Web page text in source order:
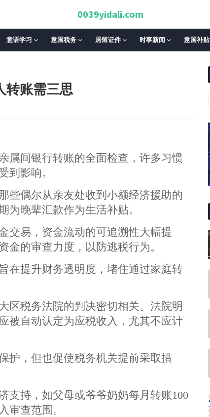
0039yidali.com
意语学习 意国税务 居留证件 时事新闻 意国补贴
转账需三思
属间银行转账的全面检查，许多习惯
到影响。
些偶尔从亲友处收到小额经济援助的
为晚辈汇款作为生活补贴。
交易，资金流动的可追溯性大幅提
金的审查力度，以防逃税行为。
在提升财务透明度，堵住通过家庭转
区税务法院的判决密切相关。法院明
被自动认定为应税收入，尤其不应计
护，但也促使税务机关提前采取措
支持，如父母或爷爷奶奶每月转账100
审查范围。